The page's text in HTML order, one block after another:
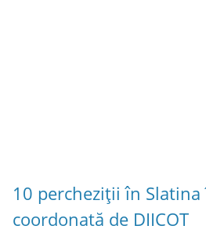
10 percheziții în
coordonată de DIICOT